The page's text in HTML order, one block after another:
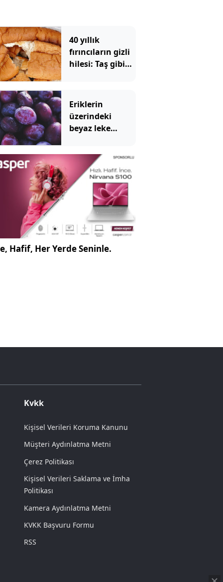
40 yıllık
fırıncıların gizli
hilesi: Taş gibi
yapan yöntem
Eriklerin
üzerindeki
beyaz leke
anlama
geliyormuş
Hafif, Her Yerde Seninle.
Kvkk
Kişisel Verileri Koruma Kanunu
Müşteri Aydınlatma Metni
Çerez Politikası
Kişisel Verileri Saklama ve İmha
Politikası
Kamera Aydınlatma Metni
KVKK Başvuru Formu
RSS